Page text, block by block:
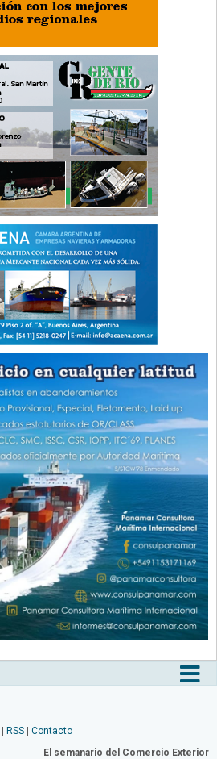
| RSS | Contacto
El semanario del Comercio Exterior